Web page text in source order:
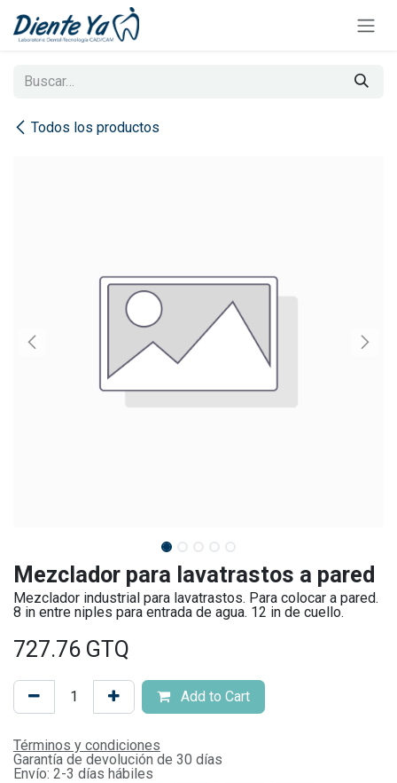
Todos los productos
Mezclador para lavatrastos a pared
Mezclador industrial para lavatrastos. Para colocar a pared.
8 in entre niples para entrada de agua. 12 in de cuello.
727.76 GTQ
Add to Cart
Términos y condiciones
Garantía de devolución de 30 días
Envío: 2-3 días hábiles